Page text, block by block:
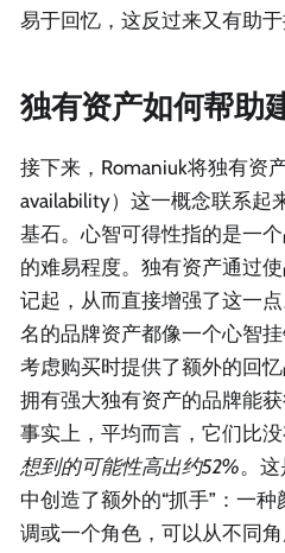
易于回忆，这反过来又有助于
独有资产如何帮助
接下来，Romaniuk将独有资
availability）这一概念联系起
基石。心智可得性指的是一
的难易程度。独有资产通过
记起，从而直接增强了这一
名的品牌资产都像一个心智
考虑购买时提供了额外的回
拥有强大独有资产的品牌能
事实上，平均而言，它们比
想到的可能性高出约52%。
中创造了额外的“抓手”：一
调或一个角色，可以从不同